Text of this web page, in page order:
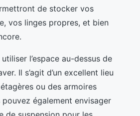
de stocker vos
vos linges propres, et bien
l’espace au-dessus de
Il s’agit d’un excellent lieu
ou des armoires
pouvez également envisager